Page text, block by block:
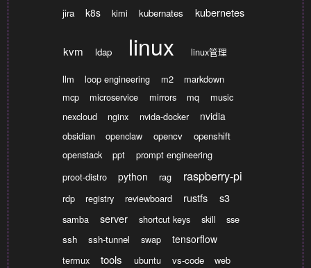
jira
k8s kimi kubernates kubernetes
kvm ldap linux linux管理
llm loop engineering m2
markdown
mcp
microservice mirrors mq
music
nexcloud
nginx nvida-docker nvidia
obsidian openclaw opencv
openshift
openstack
ppt
prompt engineering
proot-distro
python rag raspberry-pi
rdp registry reviewboard rustfs s3
samba server shortcut keys skill
sse
ssh
ssh-tunnel swap tensorflow
termux tools ubuntu vs-code
web